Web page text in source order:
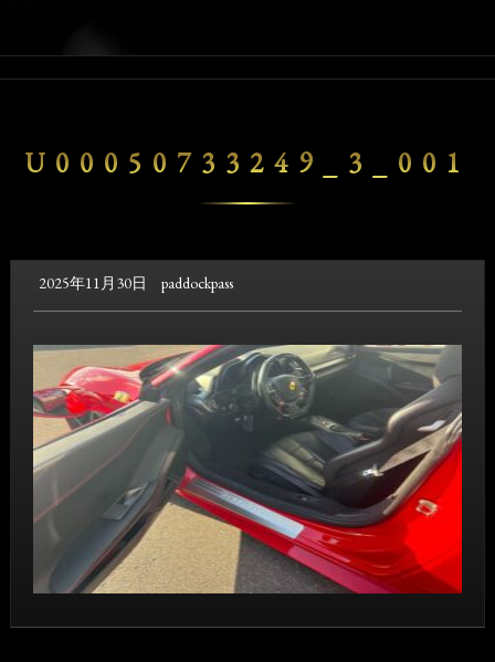
U00050733249_3_001
2025年11月30日 paddockpass